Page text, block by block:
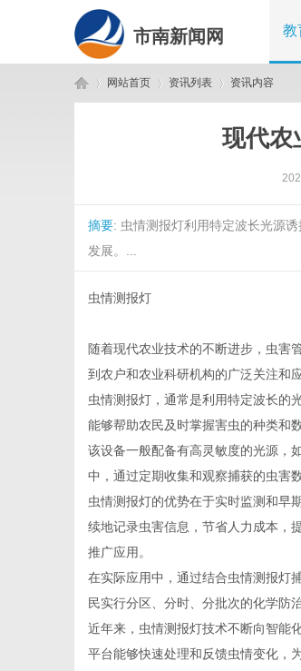
市南新闻网 教
网站首页 资讯列表 资讯内容
现代农
摘要: 虫情测报灯利用特定波长光源
发展。...
虫情测报灯
随着现代农业技术的不断进步，虫害
到农户和农业科研机构的广泛关注和应
虫情测报灯，通常是利用特定波长的
能够帮助农民及时掌握害虫的种类和
该设备一般配备有高灵敏度的光源，
中，通过定期收集和观察捕获的虫害
虫情测报灯的优势在于实时监测和早
续地记录虫害信息，节省人力成本，
推广应用。
在实际应用中，通过结合虫情测报灯
民实行分区、分时、分批次的化学防
近年来，虫情测报灯技术不断向智能
平台能够快速处理和反馈虫情变化，